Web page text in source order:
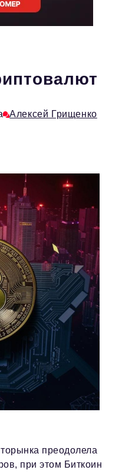
67
подписка
Алексей Грищенко
преодолела
при этом Биткоин